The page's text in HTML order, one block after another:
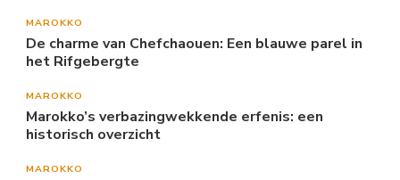
MAROKKO
De charme van Chefchaouen: Een blauwe parel in
het Rifgebergte
MAROKKO
Marokko’s verbazingwekkende erfenis: een
historisch overzicht
MAROKKO